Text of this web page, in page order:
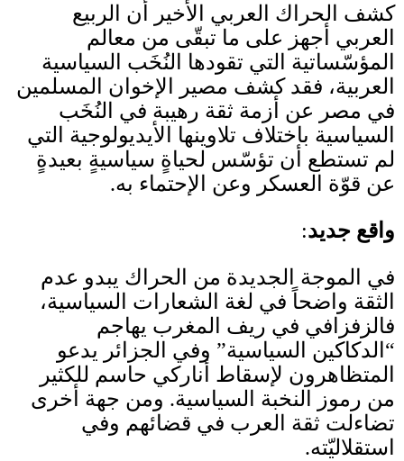
كشف الحراك العربي الأخير أن الربيع
العربي أجهز على ما تبقّى من معالم
المؤسّساتية التي تقودها النُخَب السياسية
العربية، فقد كشف مصير الإخوان المسلمين
في مصر عن أزمة ثقة رهيبة في النُخَب
السياسية باختلاف تلاوينها الأيديولوجية التي
لم تستطع أن تؤسّس لحياةٍ سياسيةٍ بعيدةٍ
عن قوّة العسكر وعن الإحتماء به.
واقع جديد:
في الموجة الجديدة من الحراك يبدو عدم
الثقة واضحاً في لغة الشعارات السياسية،
فالزفزافي في ريف المغرب يهاجم
“ الدكاكين السياسية” وفي الجزائر يدعو
المتظاهرون لإسقاط أناركي حاسم للكثير
من رموز النخبة السياسية. ومن جهة أخرى
تضاءلت ثقة العرب في قضائهم وفي
استقلاليّته.